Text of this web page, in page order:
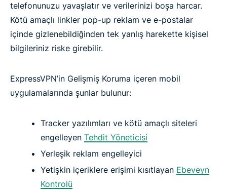
telefonunuzu yavaşlatır ve verilerinizi boşa harcar.
Kötü amaçlı linkler pop-up reklam ve e-postalar
içinde gizlenebildiğinden tek yanlış harekette kişisel
bilgileriniz riske girebilir.
ExpressVPN’in Gelişmiş Koruma içeren mobil
uygulamalarında şunlar bulunur:
Tracker yazılımları ve kötü amaçlı siteleri
engelleyen Tehdit Yöneticisi
Yerleşik reklam engelleyici
Yetişkin içeriklere erişimi kısıtlayan Ebeveyn
Kontrolü